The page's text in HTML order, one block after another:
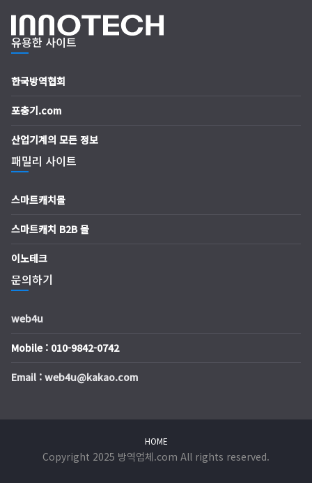
유용한 사이트
한국방역협회
포충기.com
산업기계의 모든 정보
패밀리 사이트
스마트캐치몰
스마트캐치 B2B 몰
이노테크
문의하기
web4u
Mobile : 010-9842-0742
Email : web4u@kakao.com
HOME
Copyright 2025 방역업체.com All rights reserved.